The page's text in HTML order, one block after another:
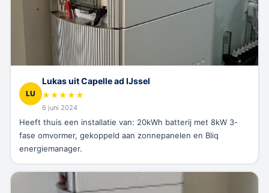
LU
Lukas uit Capelle ad IJssel
★★★★★
6 juni 2024
Heeft thuis een installatie van: 20kWh batterij met 8kW 3-
fase omvormer, gekoppeld aan zonnepanelen en Bliq
energiemanager.